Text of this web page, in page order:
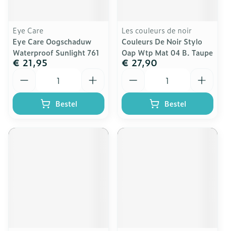
Eye Care
Eye Care Oogschaduw
Waterproof Sunlight 761
€ 21,95
Bestel
Les couleurs de noir
Couleurs De Noir Stylo
Oap Wtp Mat 04 B. Taupe
€ 27,90
Bestel